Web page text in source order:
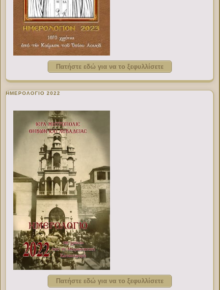
Πατήστε εδώ για να το ξεφυλλίσετε
ΗΜΕΡΟΛΟΓΙΟ 2022
Πατήστε εδώ για να το ξεφυλλίσετε